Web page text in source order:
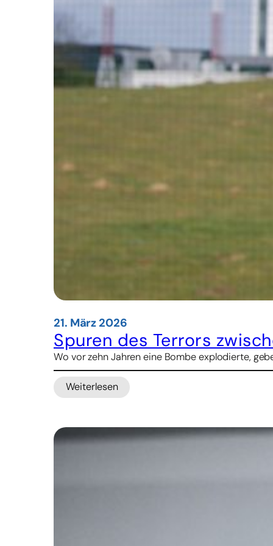
21. März 2026
Spuren des Terrors
Wo vor zehn Jahren eine Bombe explodierte,
Weiterlesen
:
zwischen